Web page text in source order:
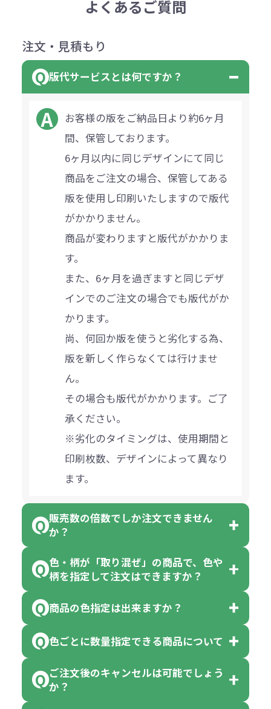
よくあるご質問
注文・見積もり
版代サービスとは何ですか？
お客様の版をご納品日より約6ヶ月
間、保管しております。
6ヶ月以内に同じデザインにて同じ
商品をご注文の場合、保管してある
版を使用し印刷いたしますので版代
がかかりません。
商品が変わりますと版代がかかりま
す。
また、6ヶ月を過ぎますと同じデザ
インでのご注文の場合でも版代がか
かります。
尚、何回か版を使うと劣化する為、
版を新しく作らなくては行けませ
ん。
その場合も版代がかかります。ご了
承ください。
※劣化のタイミングは、使用期間と
印刷枚数、デザインによって異なり
ます。
販売数の倍数でしか注文できません
か？
一部商品（※）を除き、注文可能数
です。
個、20個と10個単位でのご注文とな
ります。
【例】注文可能数が100個の場合
色・柄が「取り混ぜ」の商品で、色や
柄を指定して注文はできますか？
「色・柄 取り混ぜ」のラベルがつい
ている商品は、色指定不可となって
ん。
商品の色指定は出来ますか？
色指定できる商品もございますが商
品の詳細に「色・柄 取り混ぜ」のラ
ベルや商品画像に「〇色取混ぜ」な
色ごとに数量指定できる商品について
「選べる本体色」のラベルが付いて
ご注文後のキャンセルは可能でしょう
か？